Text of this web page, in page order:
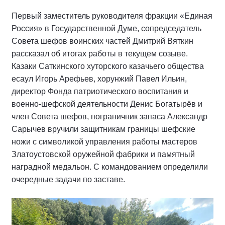
Первый заместитель руководителя фракции «Единая
Россия» в Государственной Думе, сопредседатель
Совета шефов воинских частей Дмитрий Вяткин
рассказал об итогах работы в текущем созыве.
Казаки Саткинского хуторского казачьего общества
есаул Игорь Арефьев, хорунжий Павел Ильин,
директор Фонда патриотического воспитания и
военно-шефской деятельности Денис Богатырёв и
член Совета шефов, пограничник запаса Александр
Сарычев вручили защитникам границы шефские
ножи с символикой управления работы мастеров
Златоустовской оружейной фабрики и памятный
наградной медальон. С командованием определили
очередные задачи по заставе.